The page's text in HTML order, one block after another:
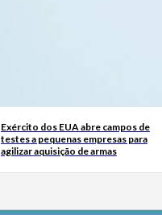
Exército dos EUA abre campos de
testes a pequenas empresas para
agilizar aquisição de armas